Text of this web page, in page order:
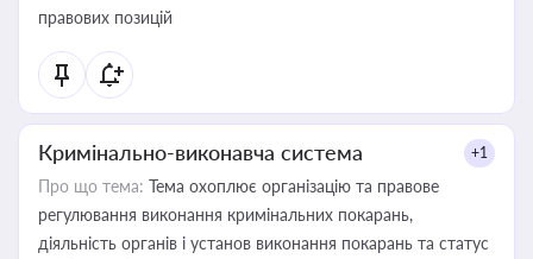
правових позицій
Кримінально-виконавча система +1
Про що тема: Тема охоплює організацію та правове
регулювання виконання кримінальних покарань,
діяльність органів і установ виконання покарань та статус